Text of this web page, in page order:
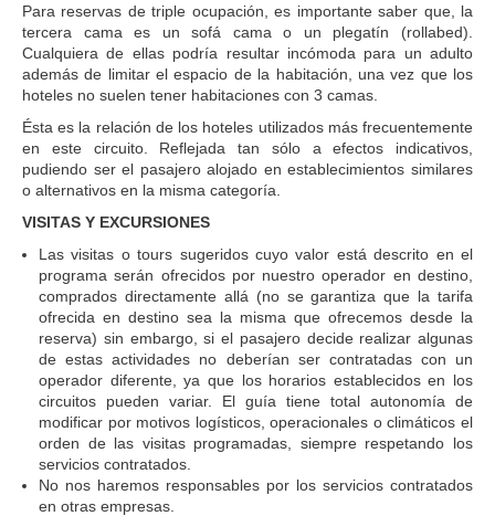
Para reservas de triple ocupación, es importante saber que, la
tercera cama es un sofá cama o un plegatín (rollabed).
Cualquiera de ellas podría resultar incómoda para un adulto
además de limitar el espacio de la habitación, una vez que los
hoteles no suelen tener habitaciones con 3 camas.
Ésta es la relación de los hoteles utilizados más frecuentemente
en este circuito. Reflejada tan sólo a efectos indicativos,
pudiendo ser el pasajero alojado en establecimientos similares
o alternativos en la misma categoría.
VISITAS Y EXCURSIONES
Las visitas o tours sugeridos cuyo valor está descrito en el
programa serán ofrecidos por nuestro operador en destino,
comprados directamente allá (no se garantiza que la tarifa
ofrecida en destino sea la misma que ofrecemos desde la
reserva) sin embargo, si el pasajero decide realizar algunas
de estas actividades no deberían ser contratadas con un
operador diferente, ya que los horarios establecidos en los
circuitos pueden variar. El guía tiene total autonomía de
modificar por motivos logísticos, operacionales o climáticos el
orden de las visitas programadas, siempre respetando los
servicios contratados.
No nos haremos responsables por los servicios contratados
en otras empresas.